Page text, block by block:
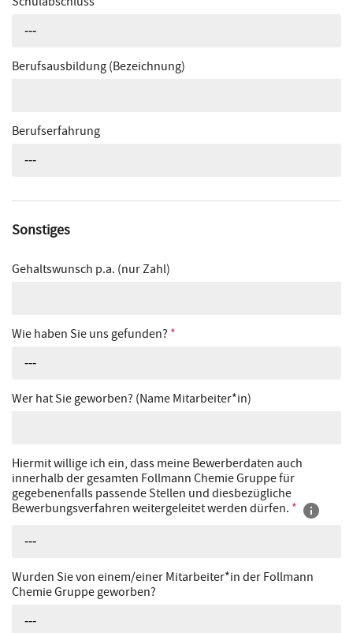
---
Berufsausbildung (Bezeichnung)
Berufserfahrung
---
Sonstiges
Gehaltswunsch p.a. (nur Zahl)
Wie haben Sie uns gefunden? *
---
Wer hat Sie geworben? (Name Mitarbeiter*in)
Hiermit willige ich ein, dass meine Bewerberdaten auch
innerhalb der gesamten Follmann Chemie Gruppe für
gegebenenfalls passende Stellen und diesbezügliche
Bewerbungsverfahren weitergeleitet werden dürfen. *
---
Wurden Sie von einem/einer Mitarbeiter*in der Follmann
Chemie Gruppe geworben?
---